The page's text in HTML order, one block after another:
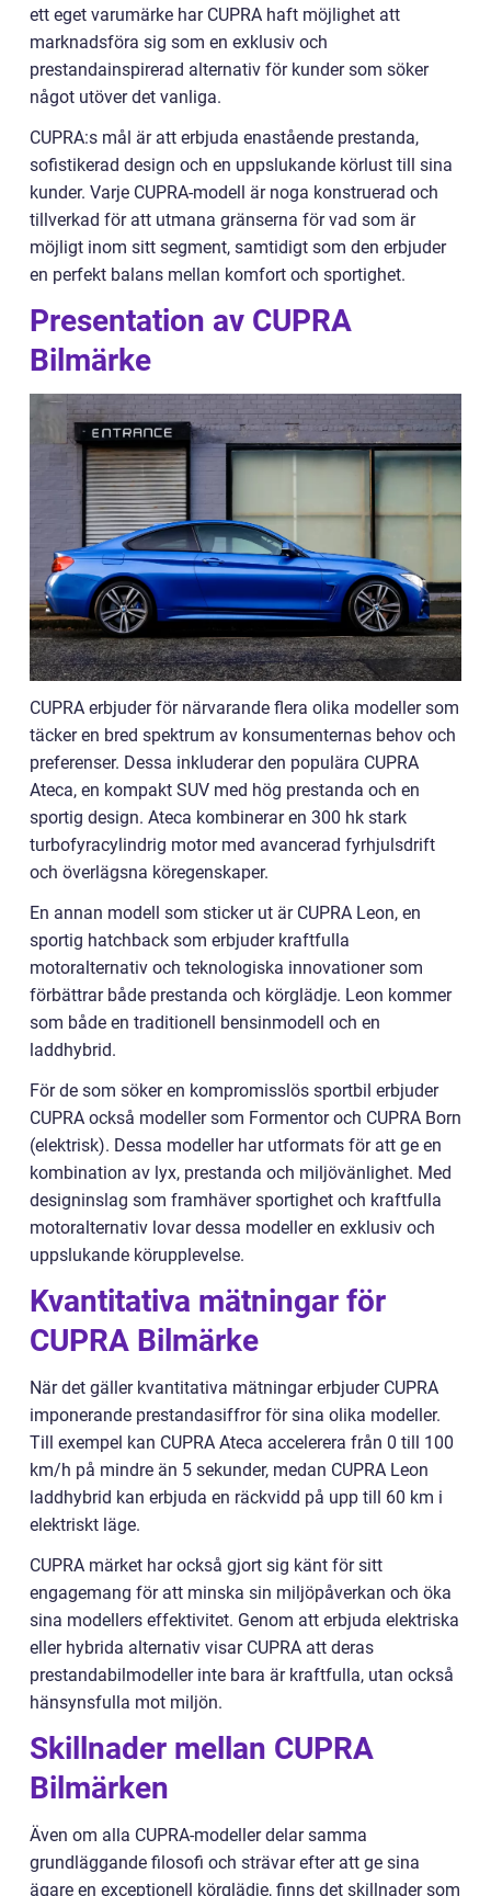
ett eget varumärke har CUPRA haft möjlighet att
marknadsföra sig som en exklusiv och
prestandainspirerad alternativ för kunder som söker
något utöver det vanliga.
CUPRA:s mål är att erbjuda enastående prestanda,
sofistikerad design och en uppslukande körlust till sina
kunder. Varje CUPRA-modell är noga konstruerad och
tillverkad för att utmana gränserna för vad som är
möjligt inom sitt segment, samtidigt som den erbjuder
en perfekt balans mellan komfort och sportighet.
Presentation av CUPRA
Bilmärke
CUPRA erbjuder för närvarande flera olika modeller som
täcker en bred spektrum av konsumenternas behov och
preferenser. Dessa inkluderar den populära CUPRA
Ateca, en kompakt SUV med hög prestanda och en
sportig design. Ateca kombinerar en 300 hk stark
turbofyracylindrig motor med avancerad fyrhjulsdrift
och överlägsna köregenskaper.
En annan modell som sticker ut är CUPRA Leon, en
sportig hatchback som erbjuder kraftfulla
motoralternativ och teknologiska innovationer som
förbättrar både prestanda och körglädje. Leon kommer
som både en traditionell bensinmodell och en
laddhybrid.
För de som söker en kompromisslös sportbil erbjuder
CUPRA också modeller som Formentor och CUPRA Born
(elektrisk). Dessa modeller har utformats för att ge en
kombination av lyx, prestanda och miljövänlighet. Med
designinslag som framhäver sportighet och kraftfulla
motoralternativ lovar dessa modeller en exklusiv och
uppslukande körupplevelse.
Kvantitativa mätningar för
CUPRA Bilmärke
När det gäller kvantitativa mätningar erbjuder CUPRA
imponerande prestandasiffror för sina olika modeller.
Till exempel kan CUPRA Ateca accelerera från 0 till 100
km/h på mindre än 5 sekunder, medan CUPRA Leon
laddhybrid kan erbjuda en räckvidd på upp till 60 km i
elektriskt läge.
CUPRA märket har också gjort sig känt för sitt
engagemang för att minska sin miljöpåverkan och öka
sina modellers effektivitet. Genom att erbjuda elektriska
eller hybrida alternativ visar CUPRA att deras
prestandabilmodeller inte bara är kraftfulla, utan också
hänsynsfulla mot miljön.
Skillnader mellan CUPRA
Bilmärken
Även om alla CUPRA-modeller delar samma
grundläggande filosofi och strävar efter att ge sina
ägare en exceptionell körglädje, finns det skillnader som